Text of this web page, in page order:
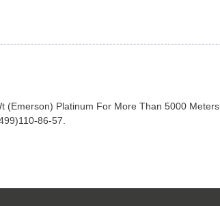
(Emerson) Platinum For More Than 5000 Meters
86-57.